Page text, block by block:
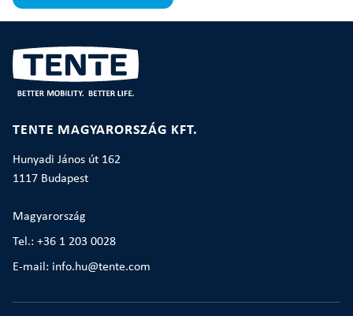
TENTE MAGYARORSZÁG KFT.
Hunyadi János út 162
1117 Budapest
Magyarország
Tel.: +36 1 203 0028
E-mail: info.hu@tente.com